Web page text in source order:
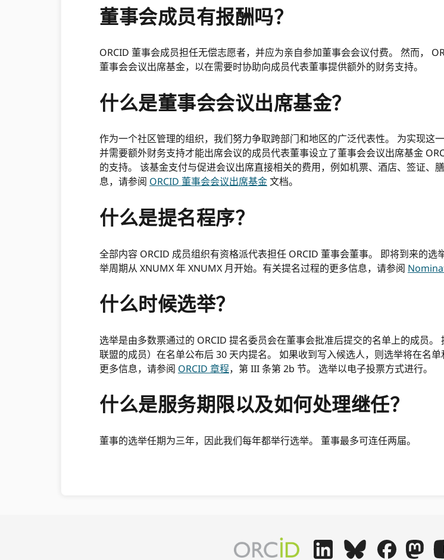
董事会成员有报酬吗？
ORCID 董事会成员担任无偿志愿者，并应为亲自参加董事会会议付费。 然而，
董事会会议出席基金，以在需要时协助向成员代表董事提供额外的财务支持。
什么是董事会会议出席基金？
作为一个社区管理的组织，我们努力争取跨部门和地区的广泛代表性。 为实现这
并需要额外财务支持才能出席会议的成员代表董事设立了董事会会议出席基金
的支持。 该基金支付与促进会议出席直接相关的费用，例如机票、酒店、签证、
息，请参阅 ORCID 董事会会议出席基金文档。
什么是提名程序？
全部内容 ORCID 成员组织有资格派代表担任 ORCID 董事会董事。 即将到来的
举周期从 XNUMX 年 XNUMX 月开始。有关提名过程的更多信息，请参阅
什么时候选举？
选举是由多数票通过的 ORCID 提名委员会在董事会批准后提交的名单上的成员
联盟的成员）在名单公布后 30 天内提名。 如果收到写入候选人，则选举将在名
更多信息，请参阅 ORCID 章程，第 III 条第 2b 节。 选举以电子投票方式进行。
什么是服务期限以及如何处理继任？
董事的选举任期为三年，因此我们每年都举行选举。 董事最多可连任两届。